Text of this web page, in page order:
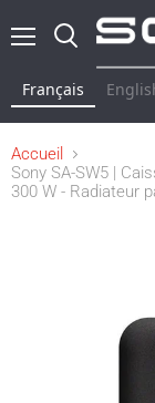
Français
Accueil
Sony SA-SW5 |
300 W - Radiateur